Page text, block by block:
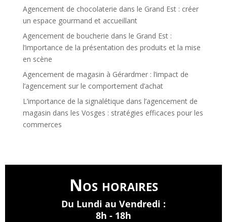
Agencement de chocolaterie dans le Grand Est : créer
un espace gourmand et accueillant
Agencement de boucherie dans le Grand Est :
l’importance de la présentation des produits et la mise
en scène
Agencement de magasin à Gérardmer : l’impact de
l’agencement sur le comportement d’achat
L’importance de la signalétique dans l’agencement de
magasin dans les Vosges : stratégies efficaces pour les
commerces
Nos horaires
Du Lundi au Vendredi :
8h - 18h